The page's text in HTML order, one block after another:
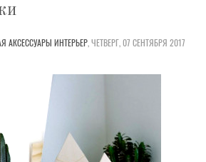
АКСЕССУАРЫ ИНТЕРЬЕР,ЧЕТВЕРГ, 07 СЕНТЯБРЯ 2017